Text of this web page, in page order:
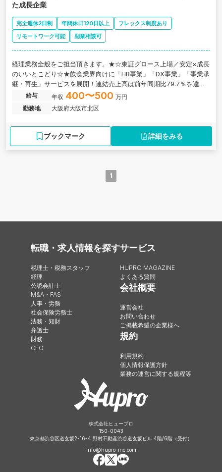
た成長企業
完全週休2日制 年間休日120日以上
フレックス制度あり
リモートワーク可能
副業相談可
経理業務全般をご担当頂きます。★☆東証グロース上場／安定×成長
のいいとこどり☆★飲食業界向けに「HR事業」「DX事業」「事業承
継・再生」サービスを展開！連結売上高は前年同期比79.7％を達成
した成長企業の求人です。
給与 年収 400〜500 万円
勤務地
大阪府大阪市北区
ブックマーク 詳細をみる
1
転職・求人情報を探す
税理士・税務スタッフ
経理
公認会計士
M&A・FAS
人事・労務
社会保険労務士
法務・知財
弁護士
財務
CFO
サービス
HUPRO MAGAZINE
よくある質問
会社概要
運営会社
お問い合わせ
ご掲載希望の企業様へ
規約
利用規約
個人情報保護方針
業務の運営に関する規程等
株式会社ヒュープロ
150-0043
東京都渋谷区道玄坂2-16-4 野村不動産渋谷道玄坂ビル 4階/6階（受付）
info@hupro-inc.com